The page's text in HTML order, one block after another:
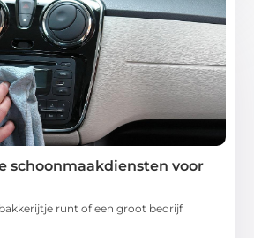
schoonmaakdiensten voor
runt of een groot bedrijf